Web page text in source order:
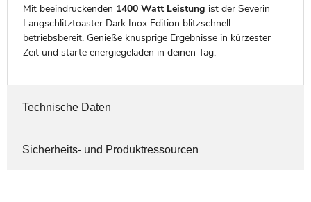
Mit beeindruckenden 1400 Watt Leistung ist der Severin
Langschlitztoaster Dark Inox Edition blitzschnell
betriebsbereit. Genieße knusprige Ergebnisse in kürzester
Zeit und starte energiegeladen in deinen Tag.
Technische Daten
Sicherheits- und Produktressourcen